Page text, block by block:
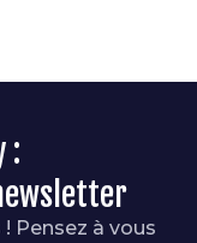
:
Pensez à vous